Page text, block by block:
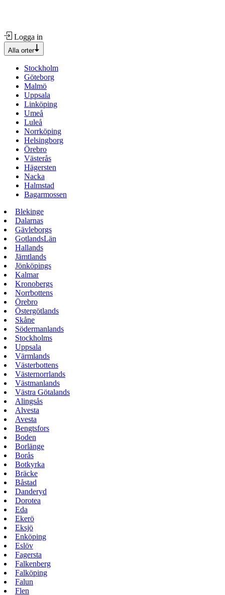
Logga in
Alla orter
Stockholm
Göteborg
Malmö
Uppsala
Linköping
Umeå
Luleå
Norrköping
Helsingborg
Örebro
Västerås
Hägersten
Nacka
Halmstad
Bagarmossen
Blekinge
Dalarnas
Gävleborgs
GotlandsLän
Hallands
Jämtlands
Jönköpings
Kalmar
Kronobergs
Norrbottens
Örebro
Östergötlands
Skåne
Södermanlands
Stockholms
Uppsala
Värmlands
Västerbottens
Västernorrlands
Västmanlands
Västra Götalands
Alingsås
Alvesta
Avesta
Bengtsfors
Boden
Borlänge
Borås
Botkyrka
Bräcke
Båstad
Danderyd
Dorotea
Eda
Ekerö
Eksjö
Enköping
Eslöv
Fagersta
Falkenberg
Falköping
Falun
Flen